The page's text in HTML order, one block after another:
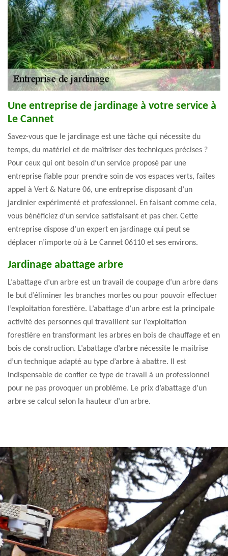
Une entreprise de jardinage à votre service à
Le Cannet
Savez-vous que le jardinage est une tâche qui nécessite du
temps, du matériel et de maîtriser des techniques précises ?
Pour ceux qui ont besoin d’un service proposé par une
entreprise fiable pour prendre soin de vos espaces verts, faites
appel à Vert & Nature 06, une entreprise disposant d’un
jardinier expérimenté et professionnel. En faisant comme cela,
vous bénéficiez d’un service satisfaisant et pas cher. Cette
entreprise dispose d’un expert en jardinage qui peut se
déplacer n’importe où à Le Cannet 06110 et ses environs.
Jardinage abattage arbre
L’abattage d’un arbre est un travail de coupage d’un arbre dans
le but d’éliminer les branches mortes ou pour pouvoir effectuer
l’exploitation forestière. L’abattage d’un arbre est la principale
activité des personnes qui travaillent sur l’exploitation
forestière en transformant les arbres en bois de chauffage et en
bois de construction. L’abattage d’arbre nécessite le maitrise
d’un technique adapté au type d’arbre à abattre. Il est
indispensable de confier ce type de travail à un professionnel
pour ne pas provoquer un problème. Le prix d’abattage d’un
arbre se calcul selon la hauteur d’un arbre.